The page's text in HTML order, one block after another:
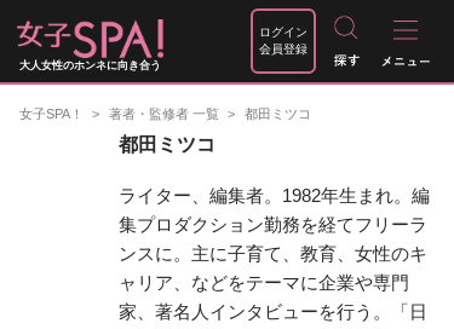
大人女性のホンネに向き合う
ログイン
会員登録
女子SPA！ 著者・監修者 一覧 都田ミツコ
都田ミツコ
ライター、編集者。1982年生まれ。編
集プロダクション勤務を経てフリーラ
ンスに。主に子育て、教育、女性のキ
ャリア、などをテーマに企業や専門
家、著名人インタビューを行う。「日